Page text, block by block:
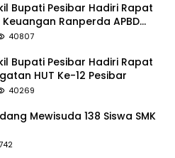
Bupati Pesibar Hadiri Rapat
Ranperda APBD
40807
Bupati Pesibar Hadiri Rapat
HUT Ke-12 Pesibar
40269
Mewisuda 138 Siswa SMK